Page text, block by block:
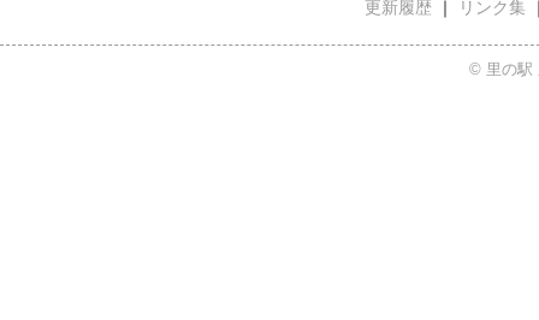
更新履歴 ｜ リンク集
© 里の駅